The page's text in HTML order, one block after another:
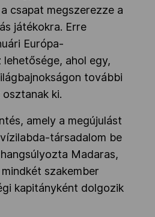
csapat megszerezze a
játékokra. Erre
Európa-
lehetősége, ahol egy,
további
ki.
amely a megújulást
társadalom be
Madaras,
szakember
kapitányként dolgozik